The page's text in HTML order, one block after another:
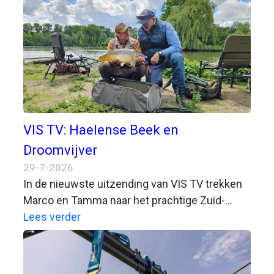
organisaties willen sportvissers en
aangesloten hengelsportverenigingen
daarmee beter van dienst zijn.
VIS TV: Haelense Beek en
Droomvijver
29-7-2026
In de nieuwste uitzending van VIS TV trekken
Marco en Tamma naar het prachtige Zuid-
Limburg. Daar beleven ze een zeer gevarieerde
visdag met veel actie!
Lees verder